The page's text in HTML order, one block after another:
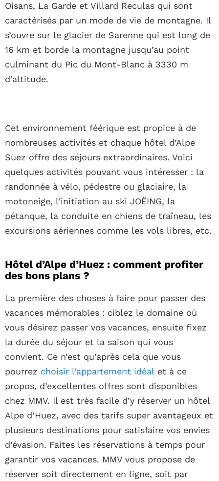
Oisans, La Garde et Villard Reculas qui sont
caractérisés par un mode de vie de montagne. Il
s’ouvre sur le glacier de Sarenne qui est long de
16 km et borde la montagne jusqu’au point
culminant du Pic du Mont-Blanc à 3330 m
d’altitude.
Cet environnement féérique est propice à de
nombreuses activités et chaque hôtel d’Alpe
Suez offre des séjours extraordinaires. Voici
quelques activités pouvant vous intéresser : la
randonnée à vélo, pédestre ou glaciaire, la
motoneige, l’initiation au ski JOËING, la
pétanque, la conduite en chiens de traîneau, les
excursions aériennes comme les vols libres, etc.
Hôtel d’Alpe d’Huez : comment profiter
des bons plans ?
La première des choses à faire pour passer des
vacances mémorables : ciblez le domaine où
vous désirez passer vos vacances, ensuite fixez
la durée du séjour et la saison qui vous
convient. Ce n’est qu’après cela que vous
pourrez choisir l’appartement idéal et à ce
propos, d’excellentes offres sont disponibles
chez MMV. Il est très facile d’y réserver un hôtel
Alpe d’Huez, avec des tarifs super avantageux et
plusieurs destinations pour satisfaire vos envies
d’évasion. Faites les réservations à temps pour
garantir vos vacances. MMV vous propose de
réserver soit directement en ligne, soit par